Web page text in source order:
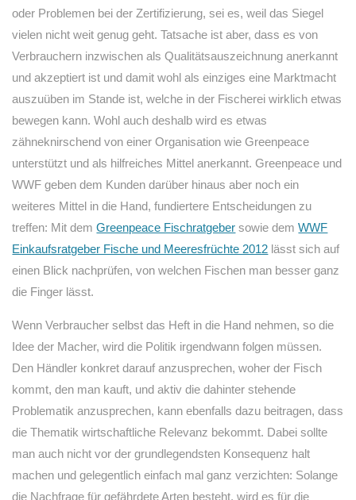
oder Problemen bei der Zertifizierung, sei es, weil das Siegel
vielen nicht weit genug geht. Tatsache ist aber, dass es von
Verbrauchern inzwischen als Qualitätsauszeichnung anerkannt
und akzeptiert ist und damit wohl als einziges eine Marktmacht
auszuüben im Stande ist, welche in der Fischerei wirklich etwas
bewegen kann. Wohl auch deshalb wird es etwas
zähneknirschend von einer Organisation wie Greenpeace
unterstützt und als hilfreiches Mittel anerkannt. Greenpeace und
WWF geben dem Kunden darüber hinaus aber noch ein
weiteres Mittel in die Hand, fundiertere Entscheidungen zu
treffen: Mit demGreenpeace Fischratgeber sowie demWWF
Einkaufsratgeber Fische und Meeresfrüchte 2012 lässt sich auf
einen Blick nachprüfen, von welchen Fischen man besser ganz
die Finger lässt.
Wenn Verbraucher selbst das Heft in die Hand nehmen, so die
Idee der Macher, wird die Politik irgendwann folgen müssen.
Den Händler konkret darauf anzusprechen, woher der Fisch
kommt, den man kauft, und aktiv die dahinter stehende
Problematik anzusprechen, kann ebenfalls dazu beitragen, dass
die Thematik wirtschaftliche Relevanz bekommt. Dabei sollte
man auch nicht vor der grundlegendsten Konsequenz halt
machen und gelegentlich einfach mal ganz verzichten: Solange
die Nachfrage für gefährdete Arten besteht, wird es für die